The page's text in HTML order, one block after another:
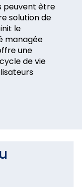
peuvent être
solution de
le
managée
une
de vie